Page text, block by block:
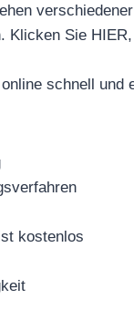
Klicken Sie
schnell und
kostenlos